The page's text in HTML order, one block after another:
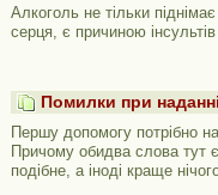
Алкоголь не тільки
серця, є причиною
Помилки при
Першу допомогу потрібно
Причому обидва слова тут
подібне, а іноді краще